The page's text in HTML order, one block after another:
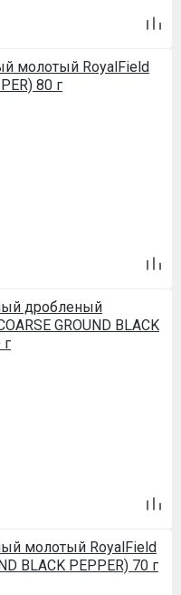
молотый RoyalField
80 г
дробленый
GROUND BLACK
г
молотый RoyalField
BLACK PEPPER) 70 г